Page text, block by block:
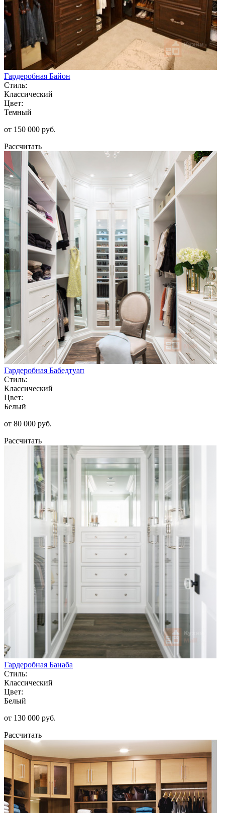
Гардеробная Байон
Стиль:
Классический
Цвет:
Темный
от 150 000 руб.
Рассчитать
Гардеробная Бабедтуап
Стиль:
Классический
Цвет:
Белый
от 80 000 руб.
Рассчитать
Гардеробная Банаба
Стиль:
Классический
Цвет:
Белый
от 130 000 руб.
Рассчитать